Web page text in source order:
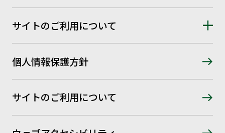
サイトのご利用について
個人情報保護方針
サイトのご利用について